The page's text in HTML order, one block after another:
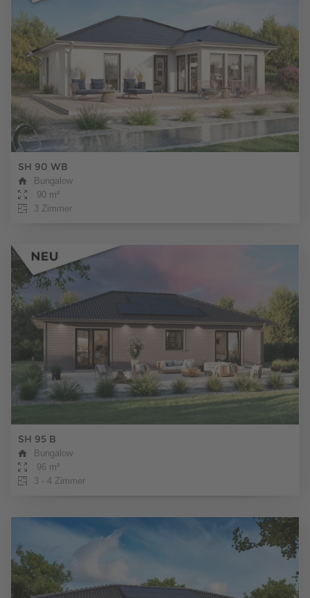
SH 90 WB
Bungalow
90 m²
3 Zimmer
SH 95 B
Bungalow
96 m²
3 - 4 Zimmer